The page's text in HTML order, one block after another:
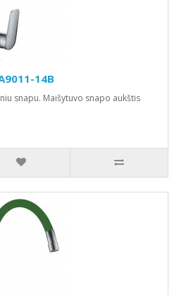
14B
snapu. Maišytuvo snapo aukštis